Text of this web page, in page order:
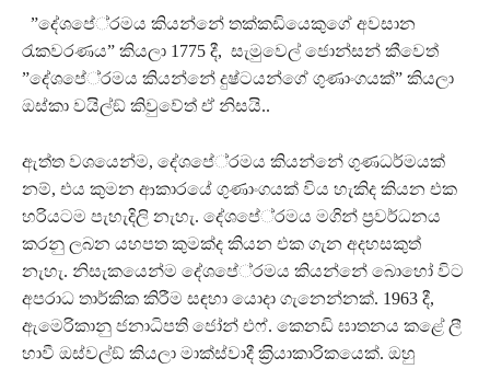
”දේශපේ‍්‍රමය කියන්නේ තක්කඩියෙකුගේ අවසාන
රැකවරණය” කියලා 1775 දී, සැමුවෙල් ජොන්සන් කීවෙත්
”දේශපේ‍්‍රමය කියන්නේ දුෂ්ටයන්ගේ ගුණාංගයක්” කියලා
ඔස්කා වයිල්ඞ් කිවුවේත් ඒ නිසයි..
ඇත්ත වශයෙන්ම, දේශපේ‍්‍රමය කියන්නේ ගුණධර්මයක්
නම්, එය කුමන ආකාරයේ ගුණාංගයක් විය හැකිද කියන එක
හරියටම පැහැදිලි නැහැ. දේශපේ‍්‍රමය මගින් ප‍්‍රවර්ධනය
කරනු ලබන යහපත කුමක්ද කියන එක ගැන අදහසකුත්
නැහැ. නිසැකයෙන්ම දේශපේ‍්‍රමය කියන්නේ බොහෝ විට
අපරාධ තාර්කික කිරීම සඳහා යොදා ගැනෙන්නක්. 1963 දී,
ඇමෙරිකානු ජනාධිපති ජෝන් එෆ්. කෙනඩි ඝාතනය කළේ ලී
හාවී ඔස්වල්ඞ් කියලා මාක්ස්වාදී ක‍්‍රියාකාරිකයෙක්. ඔහු